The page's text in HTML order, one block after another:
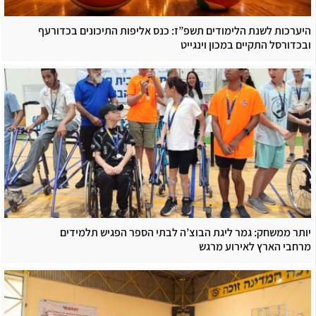
היערכות לשנת הלימודים תשפ”ז: כנס אליפות התיכונים בכדורעף
ובכדורסל התקיים במכון וינגייט
יותר ממשחק: גמר ליגת הבוצ’ה לבתי הספר הפגיש תלמידים
מרחבי הארץ לאירוע מרגש